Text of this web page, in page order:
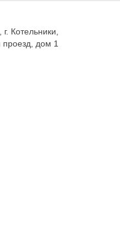
Котельники,
проезд, дом 1